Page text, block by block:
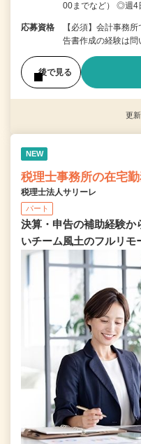
00までなど） ◎週4
応募資格
【必須】会計事務
告書作成の経験は問
後で見る
更
NEW
税理士事務所の在宅
税理士法人サリーレ
パート
決算・申告の補助経験か
いチーム⾵⼟のフルリモ